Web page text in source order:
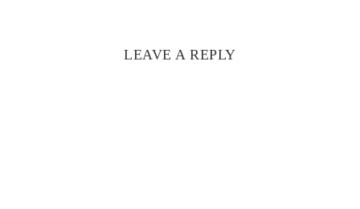
LEAVE A REPLY